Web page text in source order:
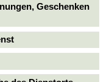
Geschenken